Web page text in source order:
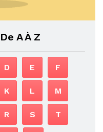
A À Z
D E F
K L M
R S T